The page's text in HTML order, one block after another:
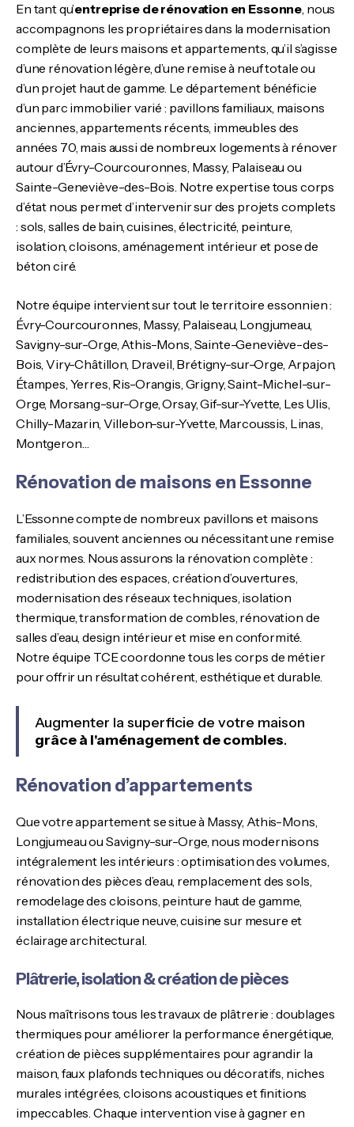
En tant qu’entreprise de rénovation en Essonne, nous
accompagnons les propriétaires dans la modernisation
complète de leurs maisons et appartements, qu’il s’agisse
d’une rénovation légère, d’une remise à neuf totale ou
d’un projet haut de gamme. Le département bénéficie
d’un parc immobilier varié : pavillons familiaux, maisons
anciennes, appartements récents, immeubles des
années 70, mais aussi de nombreux logements à rénover
autour d’Évry-Courcouronnes, Massy, Palaiseau ou
Sainte-Geneviève-des-Bois. Notre expertise tous corps
d’état nous permet d’intervenir sur des projets complets
: sols, salles de bain, cuisines, électricité, peinture,
isolation, cloisons, aménagement intérieur et pose de
béton ciré.
Notre équipe intervient sur tout le territoire essonnien :
Évry-Courcouronnes, Massy, Palaiseau, Longjumeau,
Savigny-sur-Orge, Athis-Mons, Sainte-Geneviève-des-
Bois, Viry-Châtillon, Draveil, Brétigny-sur-Orge, Arpajon,
Étampes, Yerres, Ris-Orangis, Grigny, Saint-Michel-sur-
Orge, Morsang-sur-Orge, Orsay, Gif-sur-Yvette, Les Ulis,
Chilly-Mazarin, Villebon-sur-Yvette, Marcoussis, Linas,
Montgeron…
Rénovation de maisons en Essonne
L’Essonne compte de nombreux pavillons et maisons
familiales, souvent anciennes ou nécessitant une remise
aux normes. Nous assurons la rénovation complète :
redistribution des espaces, création d’ouvertures,
modernisation des réseaux techniques, isolation
thermique, transformation de combles, rénovation de
salles d’eau, design intérieur et mise en conformité.
Notre équipe TCE coordonne tous les corps de métier
pour offrir un résultat cohérent, esthétique et durable.
Augmenter la superficie de votre maison
grâce à l'aménagement de combles.
Rénovation d’appartements
Que votre appartement se situe à Massy, Athis-Mons,
Longjumeau ou Savigny-sur-Orge, nous modernisons
intégralement les intérieurs : optimisation des volumes,
rénovation des pièces d’eau, remplacement des sols,
remodelage des cloisons, peinture haut de gamme,
installation électrique neuve, cuisine sur mesure et
éclairage architectural.
Plâtrerie, isolation & création de pièces
Nous maîtrisons tous les travaux de plâtrerie : doublages
thermiques pour améliorer la performance énergétique,
création de pièces supplémentaires pour agrandir la
maison, faux plafonds techniques ou décoratifs, niches
murales intégrées, cloisons acoustiques et finitions
impeccables. Chaque intervention vise à gagner en